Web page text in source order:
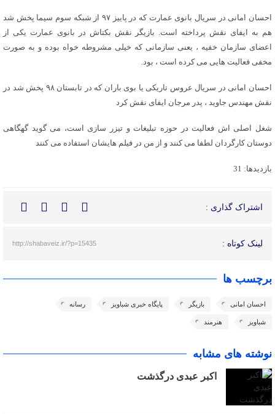
احسان امانی در سریال بانوی عمارت که در پاییز ۹۷ از شبکه سوم سیما پخش شد
هم به ایفای نقش پرداخته است. بازیگر نقش بکتاش در بانوی عمارت یکی از
اعضای سازمان خفیه ، یعنی سازمانی که خیلی مشروطه خواه بوده و به صورت
مخفی فعالیت هایی می کرده است ، بود.
احسان امانی در سریال عروس تاریکی یا بوی باران که در تابستان ۹۸ پخش شد در
نقش مهندس جاوید ، پدر مرجان ایفای نقش کرد
شغل اصلی اش فعالیت در حوزه تبلیغات و تیزر سازی است، می گوید گهگاهی
دوستان کارگردان لطفا می کنند و از من در فیلم هایشان استفاده می کنند
بازدیدها: 31
اشتراک گذاری :
لینک کوتاه : http://shabaveiz.ir/?p=15435
برچسب ها
احسان امانی بازیگر پایگاه خبری شباویز رسانه
شباویز هنرمند
نوشته های مشابه
اکبر عبدی درگذشت